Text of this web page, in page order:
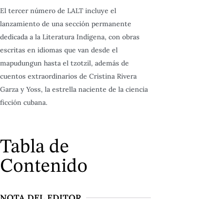
El tercer número de LALT incluye el
lanzamiento de una sección permanente
dedicada a la Literatura Indígena, con obras
escritas en idiomas que van desde el
mapudungun hasta el tzotzil, además de
cuentos extraordinarios de Cristina Rivera
Garza y Yoss, la estrella naciente de la ciencia
ficción cubana.
Tabla de
Contenido